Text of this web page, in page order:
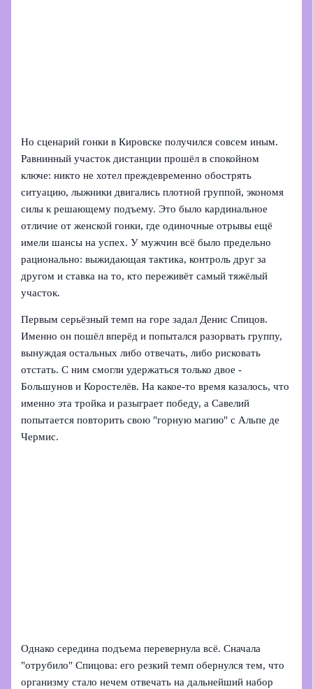
Но сценарий гонки в Кировске получился совсем иным.
Равнинный участок дистанции прошёл в спокойном
ключе: никто не хотел преждевременно обострять
ситуацию, лыжники двигались плотной группой, экономя
силы к решающему подъему. Это было кардинальное
отличие от женской гонки, где одиночные отрывы ещё
имели шансы на успех. У мужчин всё было предельно
рационально: выжидающая тактика, контроль друг за
другом и ставка на то, кто переживёт самый тяжёлый
участок.
Первым серьёзный темп на горе задал Денис Спицов.
Именно он пошёл вперёд и попытался разорвать группу,
вынуждая остальных либо отвечать, либо рисковать
отстать. С ним смогли удержаться только двое -
Большунов и Коростелёв. На какое‑то время казалось, что
именно эта тройка и разыграет победу, а Савелий
попытается повторить свою "горную магию" с Альпе де
Чермис.
Однако середина подъема перевернула всё. Сначала
"отрубило" Спицова: его резкий темп обернулся тем, что
организму стало нечем отвечать на дальнейший набор